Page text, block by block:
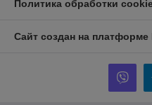
Политика обработки
Сайт создан на платформе